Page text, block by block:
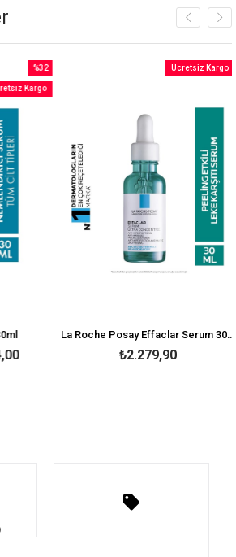
%32
İndirim
Kargo
La Roche Posay Effaclar Serum 30 ml-Peeling Etkili
₺2.279,90
Ücretsiz Kargo